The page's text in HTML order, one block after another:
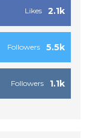
2.1k
Likes
5.5k
Followers
1.1k
Followers